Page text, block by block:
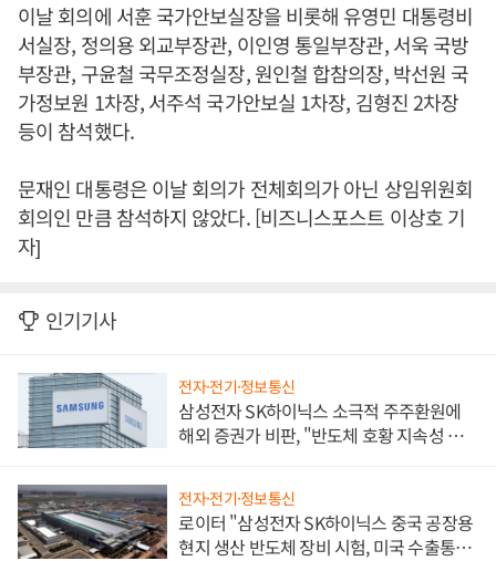
이날 회의에 서훈 국가안보실장을 비롯해 유영민 대통령비
서실장, 정의용 외교부장관, 이인영 통일부장관, 서욱 국방
부장관, 구윤철 국무조정실장, 원인철 합참의장, 박선원 국
가정보원 1차장, 서주석 국가안보실 1차장, 김형진 2차장
등이 참석했다.
문재인 대통령은 이날 회의가 전체회의가 아닌 상임위원회
회의인 만큼 참석하지 않았다. [비즈니스포스트 이상호 기
자]
인기기사
전자·전기·정보통신
삼성전자 SK하이닉스 소극적 주주환원에
해외 증권가 비판, "반도체 호황 지속성 의
전자·전기·정보통신
로이터 "삼성전자 SK하이닉스 중국 공장용
현지 생산 반도체 장비 시험, 미국 수출통제